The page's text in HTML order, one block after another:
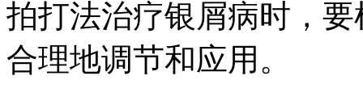
拍打法治疗银屑病时，
合理地调节和应用。